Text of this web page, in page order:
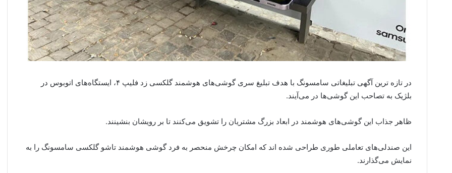
در تازه ترین آگهی تبلیغاتی سامسونگ با هدف تبلیغ سری گوشی‌های هوشمند گلکسی زد فلیپ ۴، ایستگاه‌های ‌اتوبوس در
بلژیک به تصاحب این گوشی‌ها در می‌آیند.
ظاهر جذاب این گوشی‌های هوشمند در ابعاد بزرگ مشتریان را تشویق می‌کنند تا بر رویشان بنشینند.
این صندلی‌های تعاملی طوری طراحی شده اند که امکان چرخش منحصر به فرد گوشی هوشمند تاشو گلکسی سامسونگ را به
نمایش می‌گذارند.